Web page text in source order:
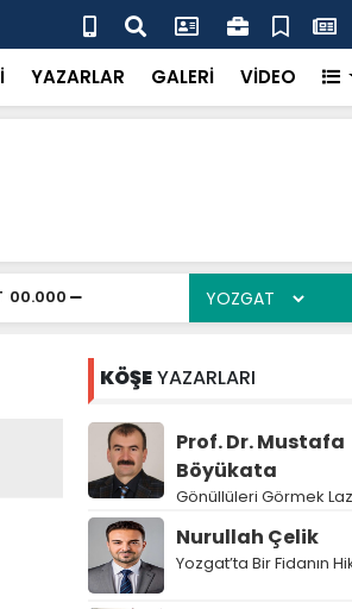
“Küçük bir dikkatsizlik büyük felakete
YAZARLAR GALERİ VİDEO
00.000
KÖŞEYAZARLARI
Prof. Dr. Mustafa
Böyükata
Gönüllüleri Görmek
Nurullah Çelik
Yozgat’ta Bir Fidanın